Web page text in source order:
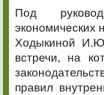
Под
экономических
Ходыкиной
встречи, на
правил